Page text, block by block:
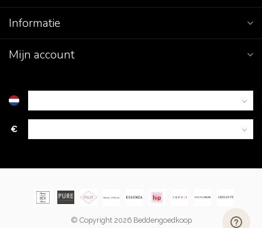
Informatie
Mijn account
€
© Copyright 2026 Beddengoedkoop